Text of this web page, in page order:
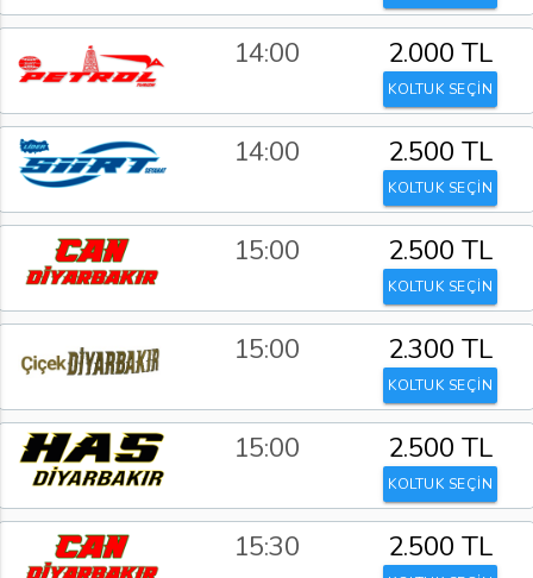
14:00 2.000 TL
KOLTUK SEÇİN
14:00 2.500 TL
KOLTUK SEÇİN
15:00 2.500 TL
KOLTUK SEÇİN
15:00 2.300 TL
KOLTUK SEÇİN
15:00 2.500 TL
KOLTUK SEÇİN
15:30 2.500 TL